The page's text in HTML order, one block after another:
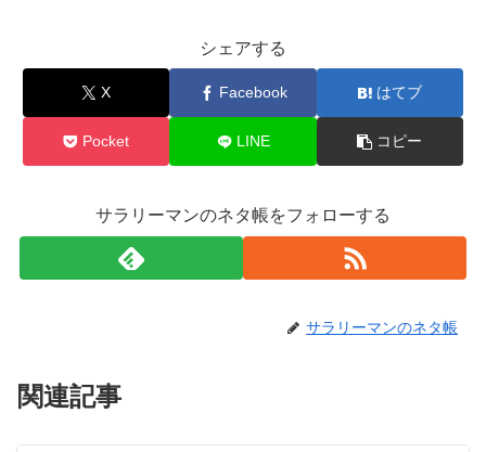
シェアする
X Facebook はてブ
Pocket LINE コピー
サラリーマンのネタ帳をフォローする
サラリーマンのネタ帳
関連記事